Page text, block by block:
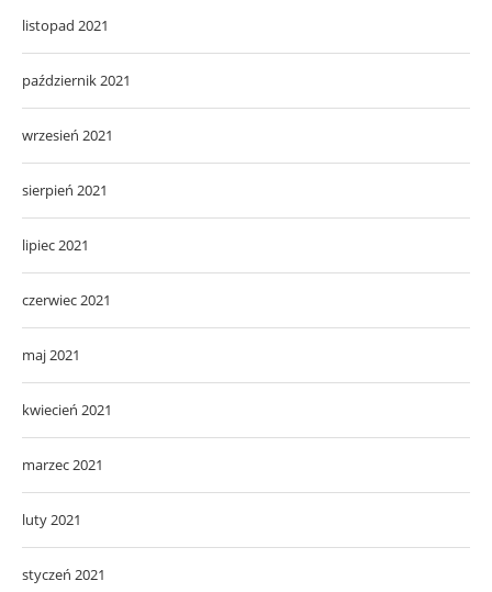
listopad 2021
październik 2021
wrzesień 2021
sierpień 2021
lipiec 2021
czerwiec 2021
maj 2021
kwiecień 2021
marzec 2021
luty 2021
styczeń 2021